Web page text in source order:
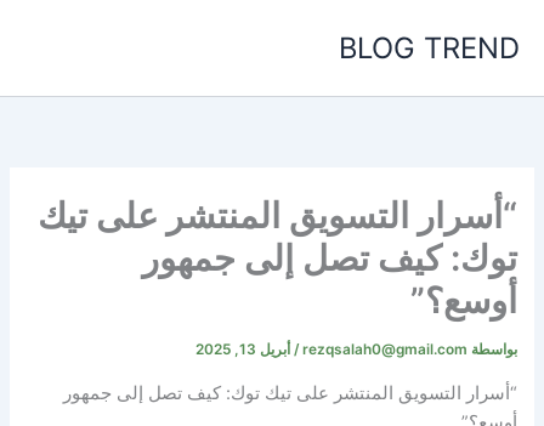
BLOG TREND
“أسرار التسويق المنتشر على تيك
توك: كيف تصل إلى جمهور
أوسع؟”
بواسطة rezqsalah0@gmail.com
/ أبريل 13, 2025
“أسرار التسويق المنتشر على تيك توك: كيف تصل إلى جمهور